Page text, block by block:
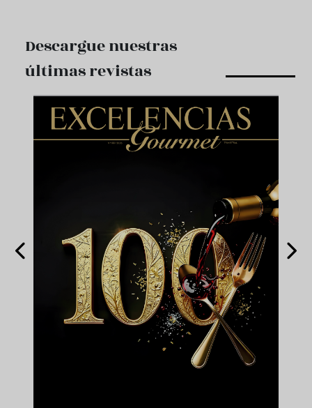
Descargue nuestras
últimas revistas